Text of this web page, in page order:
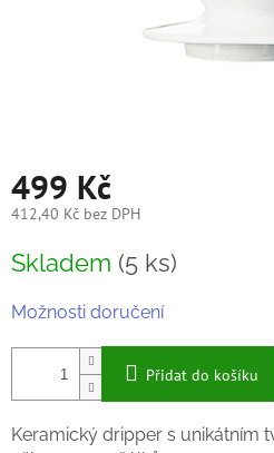
499 Kč
412,40 Kč bez DPH
cena:
Skladem (5 ks)
Možnosti doručení
Přidat do košíku
Keramický dripper s unikátním